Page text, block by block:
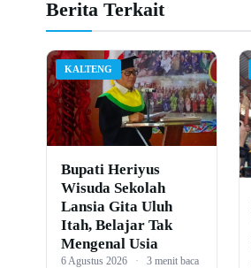
Berita Terkait
KALTENG
Bupati Heriyus
Wisuda Sekolah
Lansia Gita Uluh
Itah, Belajar Tak
Mengenal Usia
6 Agustus 2026 · 3 menit baca